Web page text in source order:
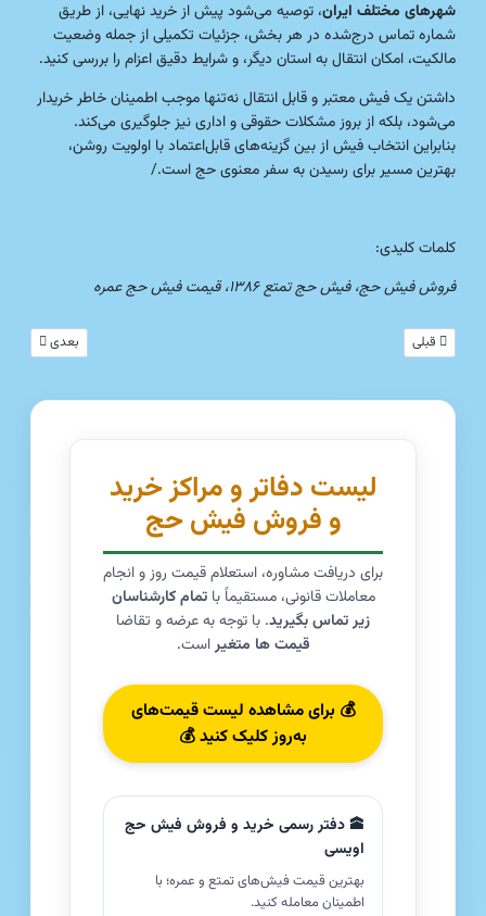
شهرهای مختلف ایران، توصیه می‌شود پیش از خرید نهایی، از طریق
شماره تماس درج‌شده در هر بخش، جزئیات تکمیلی از جمله وضعیت
مالکیت، امکان انتقال به استان دیگر، و شرایط دقیق اعزام را بررسی کنید.
داشتن یک فیش معتبر و قابل انتقال نه‌تنها موجب اطمینان خاطر خریدار
می‌شود، بلکه از بروز مشکلات حقوقی و اداری نیز جلوگیری می‌کند.
بنابراین انتخاب فیش از بین گزینه‌های قابل‌اعتماد با اولویت روشن،
بهترین مسیر برای رسیدن به سفر معنوی حج است./
کلمات کلیدی:
فروش فیش حج، فیش حج تمتع ۱۳۸۶، قیمت فیش حج عمره
مطلب قبلی: فروش تخصصی انواع فیش حج تمتع و عمره – ارائه مستقیم و قابل استعلام(8 آبان
قبلی مطلب بعدی: مرکز
بعدی
لیست دفاتر و مراکز خرید
و فروش فیش حج
برای دریافت مشاوره، استعلام قیمت روز و انجام
معاملات قانونی، مستقیماً باتمام کارشناسان
زیر تماس بگیرید. با توجه به عرضه و تقاضا
قیمت ها متغیراست.
💰 برای مشاهده لیست قیمت‌های
به‌روز کلیک کنید 💰
🕋 دفتر رسمی خرید و فروش فیش حج
اویسی
بهترین قیمت فیش‌های تمتع و عمره؛ با
اطمینان معامله کنید.